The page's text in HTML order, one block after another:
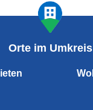
Orte im Umkreis